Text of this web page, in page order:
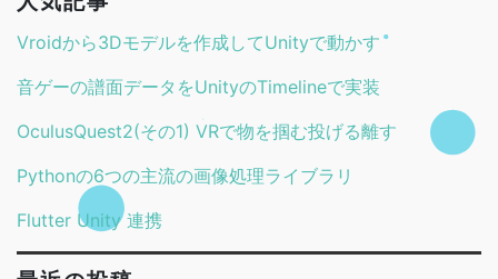
Vroidから3Dモデルを作成してUnityで動かす
音ゲーの譜面データをUnityのTimelineで実装
OculusQuest2(その1) VRで物を掴む投げる離す
Pythonの6つの主流の画像処理ライブラリ
Flutter Unity 連携